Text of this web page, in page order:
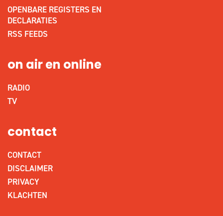
OPENBARE REGISTERS EN
DECLARATIES
RSS FEEDS
on air en online
RADIO
TV
contact
CONTACT
DISCLAIMER
PRIVACY
KLACHTEN